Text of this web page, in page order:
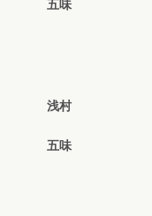
五味
浅村
五味